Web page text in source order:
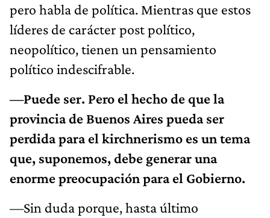
pero habla de política. Mientras que estos
líderes de carácter post político,
neopolítico, tienen un pensamiento
político indescifrable.
—Puede ser. Pero el hecho de que la
provincia de Buenos Aires pueda ser
perdida para el kirchnerismo es un tema
que, suponemos, debe generar una
enorme preocupación para el Gobierno.
—Sin duda porque, hasta último